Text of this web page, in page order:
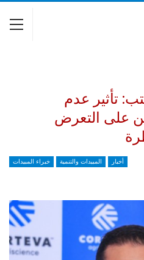
تأثير عدم
على التعرض
أخبار المبيدات والتنمية خبراء المبيدات